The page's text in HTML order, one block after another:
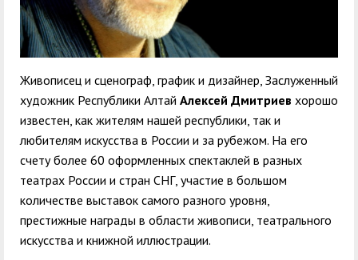
Живописец и сценограф, график и дизайнер, Заслуженный
художник Республики Алтай Алексей Дмитриев хорошо
известен, как жителям нашей республики, так и
любителям искусства в России и за рубежом. На его
счету более 60 оформленных спектаклей в разных
театрах России и стран СНГ, участие в большом
количестве выставок самого разного уровня,
престижные награды в области живописи, театрального
искусства и книжной иллюстрации.